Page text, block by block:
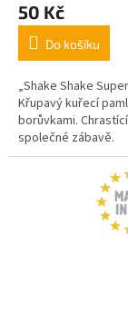
50 Kč
Do košíku
„Shake Shake
Křupavý kuřecí
borůvkami.
společné zábavě.